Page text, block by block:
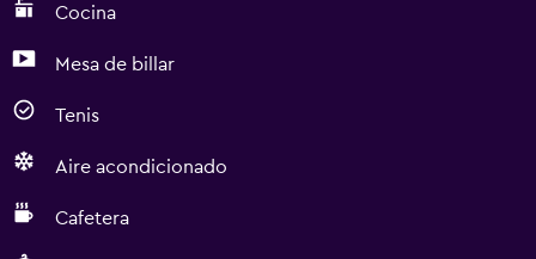
Cocina
Mesa de billar
Tenis
Aire acondicionado
Cafetera